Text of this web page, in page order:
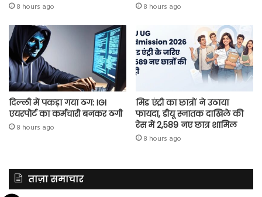
8 hours ago
8 hours ago
दिल्ली में पकड़ा गया ठग: IGI
एयरपोर्ट का कर्मचारी बनकर ठगी
8 hours ago
मिड एंट्री का छात्रों ने उठाया
फायदा, डीयू स्नातक दाखिले की
रेस में 2,589 नए छात्र शामिल
8 hours ago
ताज़ा समाचार